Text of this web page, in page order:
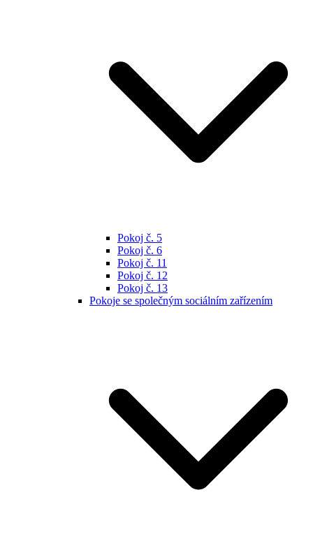
Pokoj č. 5
Pokoj č. 6
Pokoj č. 11
Pokoj č. 12
Pokoj č. 13
Pokoje se společným sociálním zařízením